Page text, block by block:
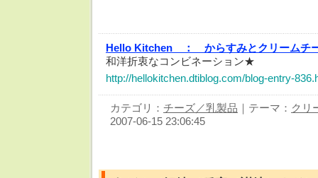
Hello Kitchen ：
からすみとクリームチ
和洋折衷なコンビネーション★
http://hellokitchen.dtiblog.com/blog-entry-
カテゴリ： チーズ／乳製品 ｜テーマ： クリ
2007-06-15 23:06:45